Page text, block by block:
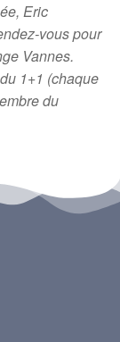
Eric
vous pour
Vannes.
1+1 (chaque
du